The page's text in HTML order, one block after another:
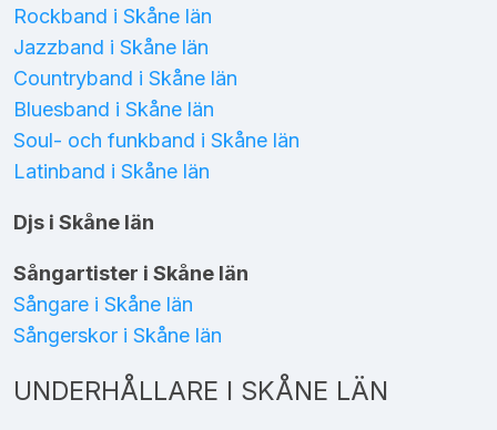
Rockband i Skåne län
Jazzband i Skåne län
Countryband i Skåne län
Bluesband i Skåne län
Soul- och funkband i Skåne län
Latinband i Skåne län
Djs i Skåne län
Sångartister i Skåne län
Sångare i Skåne län
Sångerskor i Skåne län
UNDERHÅLLARE I SKÅNE LÄN